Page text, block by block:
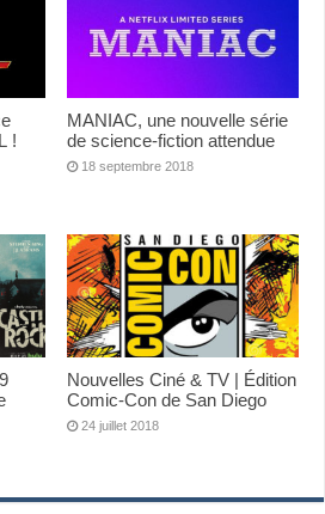
!
MANIAC, une nouvelle série
de science-fiction attendue
18 septembre 2018
Nouvelles Ciné & TV | Édition
Comic-Con de San Diego
24 juillet 2018